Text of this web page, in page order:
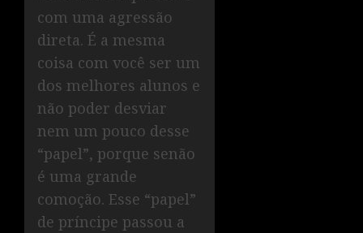
com uma agressão
direta. É a mesma
coisa com você ser um
dos melhores alunos e
não poder desviar
nem um pouco desse
“papel”, porque senão
é uma grande
comoção. Esse “papel”
de príncipe passou a